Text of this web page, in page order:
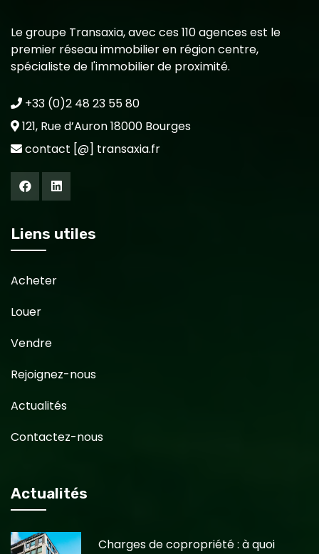
Le groupe Transaxia, avec ces 110 agences est le
premier réseau immobilier en région centre,
spécialiste de l'immobilier de proximité.
+33 (0)2 48 23 55 80
121, Rue d’Auron 18000 Bourges
contact [@] transaxia.fr
Liens utiles
Acheter
Louer
Vendre
Rejoignez-nous
Actualités
Contactez-nous
Actualités
Charges de copropriété : à quoi